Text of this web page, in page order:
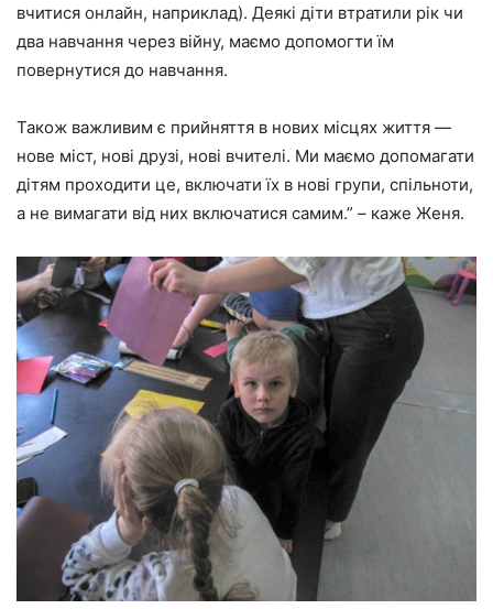
вчитися онлайн, наприклад). Деякі діти втратили рік чи
два навчання через війну, маємо допомогти їм
повернутися до навчання.
Також важливим є прийняття в нових місцях життя —
нове міст, нові друзі, нові вчителі. Ми маємо допомагати
дітям проходити це, включати їх в нові групи, спільноти,
а не вимагати від них включатися самим.” – каже Женя.